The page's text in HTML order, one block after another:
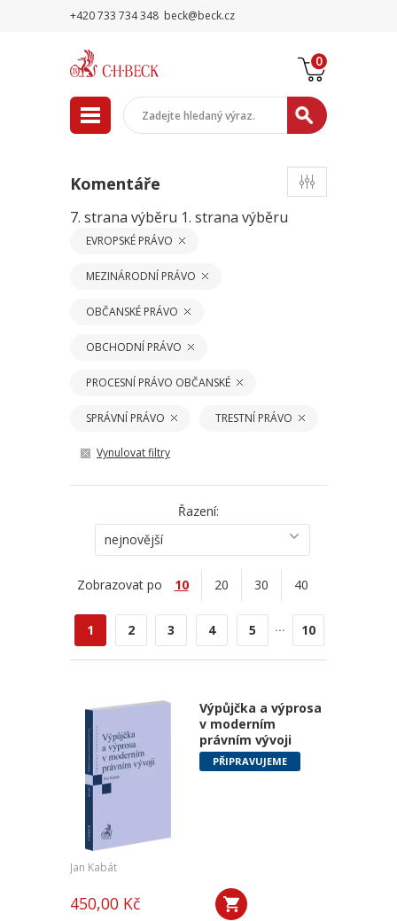
+420 733 734 348 beck@beck.cz
0
Komentáře
7. strana výběru 1. strana výběru
EVROPSKÉ PRÁVO
MEZINÁRODNÍ PRÁVO
OBČANSKÉ PRÁVO
OBCHODNÍ PRÁVO
PROCESNÍ PRÁVO OBČANSKÉ
SPRÁVNÍ PRÁVO TRESTNÍ PRÁVO
Vynulovat filtry
Řazení:
nejnovější
Zobrazovat po 10 20 30 40
1 2 3 4 5 ... 10
Výpůjčka a výprosa
v moderním
právním vývoji
PŘIPRAVUJEME
Jan Kabát
450,00 Kč